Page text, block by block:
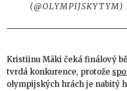
(@OLYMPIJSKYTYM)
Kristiinu Mäki čeká finálový
tvrdá konkurence, protože
olympijských hrách je nabitý